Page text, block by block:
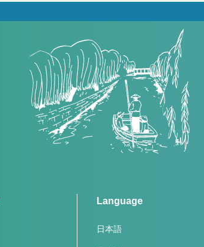
Language
日本語